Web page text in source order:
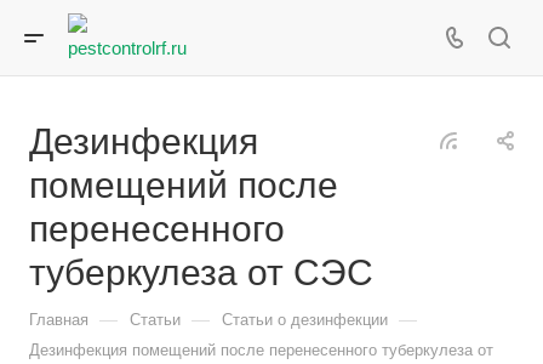
Дезинфекция
помещений после
перенесенного
туберкулеза от СЭС
Главная — Статьи — Статьи о дезинфекции —
Дезинфекция помещений после перенесенного туберкулеза от